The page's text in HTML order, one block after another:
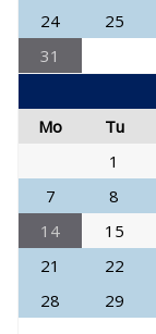
24
25
31
Mo
Tu
1
7
8
14
15
21
22
28
29